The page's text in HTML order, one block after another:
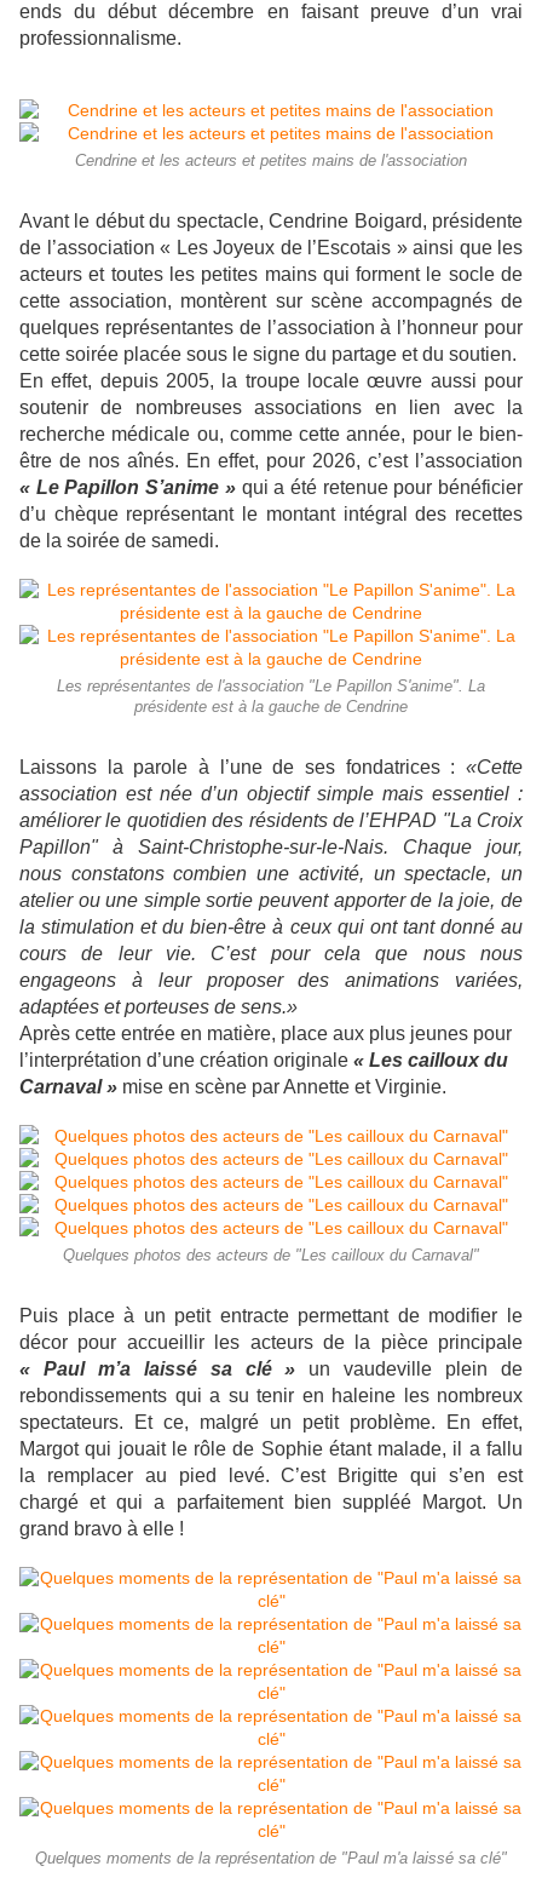
ends du début décembre en faisant preuve d’un vrai
professionnalisme.
Cendrine et les acteurs et petites mains de l'association
Avant le début du spectacle, Cendrine Boigard, présidente
de l’association « Les Joyeux de l’Escotais » ainsi que les
acteurs et toutes les petites mains qui forment le socle de
cette association, montèrent sur scène accompagnés de
quelques représentantes de l’association à l’honneur pour
cette soirée placée sous le signe du partage et du soutien.
En effet, depuis 2005, la troupe locale œuvre aussi pour
soutenir de nombreuses associations en lien avec la
recherche médicale ou, comme cette année, pour le bien-
être de nos aînés. En effet, pour 2026, c’est l’association
« Le Papillon S’anime »qui a été retenue pour bénéficier
d’u chèque représentant le montant intégral des recettes
de la soirée de samedi.
Les représentantes de l'association "Le Papillon S'anime". La
présidente est à la gauche de Cendrine
Laissons la parole à l’une de ses fondatrices : «Cette
association est née d’un objectif simple mais essentiel :
améliorer le quotidien des résidents de l’EHPAD "La Croix
Papillon" à Saint-Christophe-sur-le-Nais. Chaque jour,
nous constatons combien une activité, un spectacle, un
atelier ou une simple sortie peuvent apporter de la joie, de
la stimulation et du bien-être à ceux qui ont tant donné au
cours de leur vie. C’est pour cela que nous nous
engageons à leur proposer des animations variées,
adaptées et porteuses de sens.»
Après cette entrée en matière, place aux plus jeunes pour
l’interprétation d’une création originale « Les cailloux du
Carnaval » mise en scène par Annette et Virginie.
Quelques photos des acteurs de "Les cailloux du Carnaval"
Puis place à un petit entracte permettant de modifier le
décor pour accueillir les acteurs de la pièce principale
« Paul m’a laissé sa clé » un vaudeville plein de
rebondissements qui a su tenir en haleine les nombreux
spectateurs. Et ce, malgré un petit problème. En effet,
Margot qui jouait le rôle de Sophie étant malade, il a fallu
la remplacer au pied levé. C’est Brigitte qui s’en est
chargé et qui a parfaitement bien suppléé Margot. Un
grand bravo à elle !
Quelques moments de la représentation de "Paul m'a laissé sa clé"